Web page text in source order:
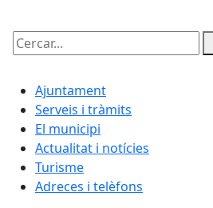
Cercar:
Ajuntament
Serveis i tràmits
El municipi
Actualitat i notícies
Turisme
Adreces i telèfons